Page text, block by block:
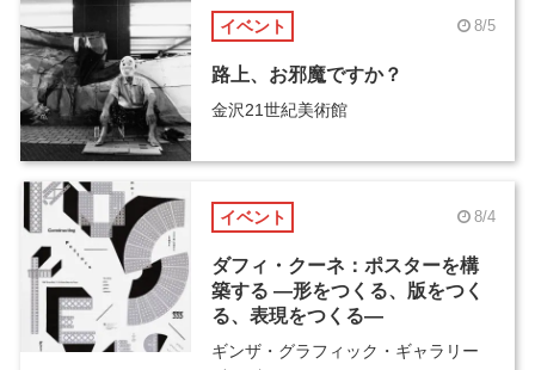
イベント 8/5
路上、お邪魔ですか？
金沢21世紀美術館
イベント 8/4
ダフィ・クーネ：ポスターを構
築する ―形をつくる、版をつく
る、表現をつくる―
ギンザ・グラフィック・ギャラリー